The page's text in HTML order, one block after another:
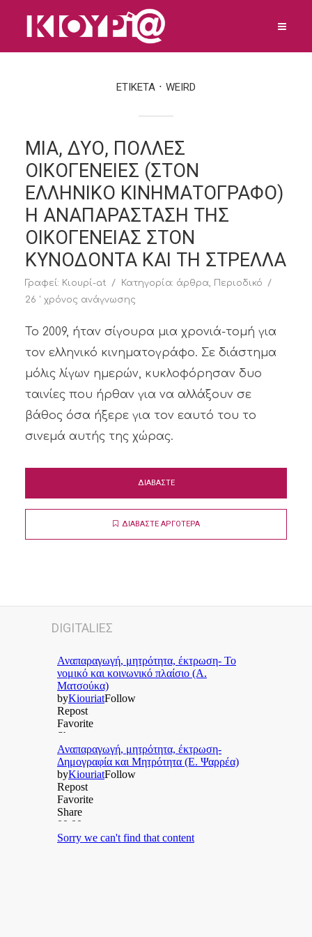
ΕΤΙΚΕΤΑ WEIRD
ΜΙΑ, ΔΥΟ, ΠΟΛΛΕΣ
ΟΙΚΟΓΕΝΕΙΕΣ (ΣΤΟΝ
ΕΛΛΗΝΙΚΟ ΚΙΝΗΜΑΤΟΓΡΑΦΟ)
Η ΑΝΑΠΑΡΑΣΤΑΣΗ ΤΗΣ
ΟΙΚΟΓΕΝΕΙΑΣ ΣΤΟΝ
ΚΥΝΟΔΟΝΤΑ ΚΑΙ ΤΗ ΣΤΡΕΛΛΑ
Γραφεί: Κιουρί-at Κατηγορία: άρθρα,
Περιοδικό
26 ' χρόνος ανάγνωσης
Το 2009, ήταν σίγουρα μια χρονιά-τομή για
τον ελληνικό κινηματογράφο. Σε διάστημα
μόλις λίγων ημερών, κυκλοφόρησαν δυο
ταινίες που ήρθαν για να αλλάξουν σε
βάθος όσα ήξερε για τον εαυτό του το
σινεμά αυτής της χώρας.
ΔΙΑΒΑΣΤΕ
ΔΙΑΒΑΣΤΕ ΑΡΓΟΤΕΡΑ
DIGITALΙΕΣ